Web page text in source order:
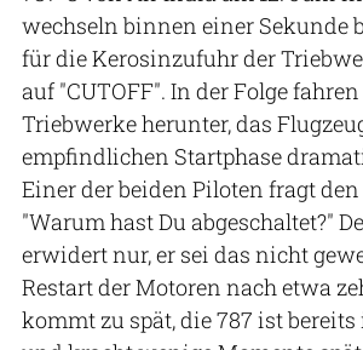
wechseln binnen einer Sekunde
für die Kerosinzufuhr der
auf "CUTOFF". In der Folge
Triebwerke herunter, das
empfindlichen Startphase
Einer der beiden Piloten fragt
"Warum hast Du abgeschaltet?"
erwidert nur, er sei das nicht
Restart der Motoren nach etwa
kommt zu spät, die 787 ist